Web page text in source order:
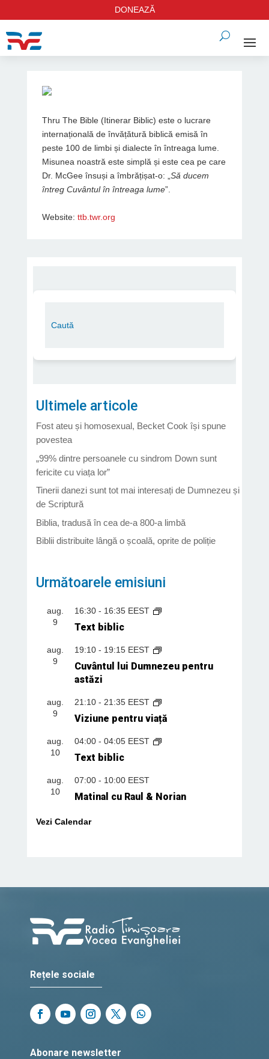
DONEAZĂ
Thru The Bible (Itinerar Biblic) este o lucrare
internațională de învățătură biblică emisă în
peste 100 de limbi și dialecte în întreaga lume.
Misunea noastră este simplă și este cea pe care
Dr. McGee însuși a îmbrățișat-o: „ Să ducem
întreg Cuvântul în întreaga lume”.
Website: ttb.twr.org
Ultimele articole
Fost ateu și homosexual, Becket Cook își spune
povestea
„99% dintre persoanele cu sindrom Down sunt
fericite cu viața lor”
Tinerii danezi sunt tot mai interesați de Dumnezeu și
de Scriptură
Biblia, tradusă în cea de-a 800-a limbă
Biblii distribuite lângă o școală, oprite de poliție
Următoarele emisiuni
aug.
9
16:30- 16:35 EEST
Text biblic
aug.
9
19:10- 19:15 EEST
Cuvântul lui Dumnezeu pentru
astăzi
aug.
9
21:10- 21:35 EEST
Viziune pentru viață
aug.
10
04:00- 04:05 EEST
Text biblic
aug.
10
07:00- 10:00 EEST
Matinal cu Raul & Norian
Vezi Calendar
Rețele sociale
Abonare newsletter